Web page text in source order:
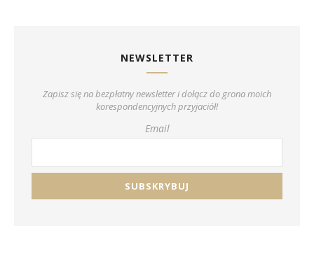
NEWSLETTER
Zapisz się na bezpłatny newsletter i dołącz do grona moich
korespondencyjnych przyjaciół!
Email